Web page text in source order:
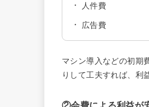
人件費
広告費
マシン導入などの初期
りして工夫すれば、利